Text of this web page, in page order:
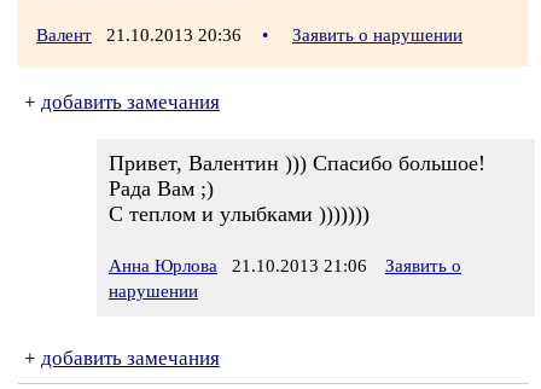
Валент 21.10.2013 20:36 • Заявить о нарушении
+ добавить замечания
Пpивет, Валентин ))) Спасибо большое!
Pада Вам ;)
С теплом и yлыбками )))))))
Анна Юрлова 21.10.2013 21:06
Заявить о
нарушении
+ добавить замечания